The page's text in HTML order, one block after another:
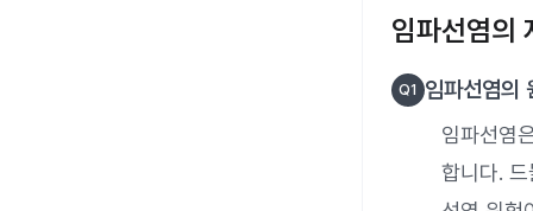
임파선염의
Q1 임파선염의
임파선염
합니다.